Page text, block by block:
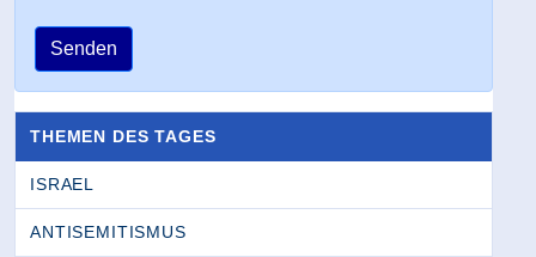
Senden
THEMEN DES TAGES
ISRAEL
ANTISEMITISMUS